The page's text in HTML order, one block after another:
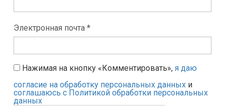
Электронная почта *
Нажимая на кнопку «Комментировать», я даю
согласие на обработку персональных данных и
соглашаюсь с Политикой обработки персональных
данных